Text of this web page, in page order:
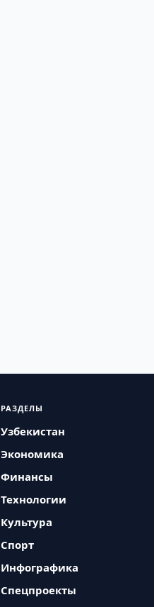
РАЗДЕЛЫ
Узбекистан
Экономика
Финансы
Технологии
Культура
Спорт
Инфографика
Спецпроекты